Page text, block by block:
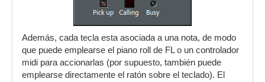
Además, cada tecla esta asociada a una nota, de modo
que puede emplearse el piano roll de FL o un controlador
midi para accionarlas (por supuesto, también puede
emplearse directamente el ratón sobre el teclado). El